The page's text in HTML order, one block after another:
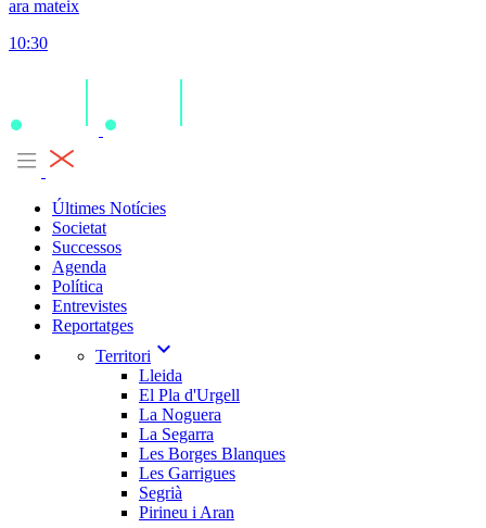
ara mateix
10:30
Últimes Notícies
Societat
Successos
Agenda
Política
Entrevistes
Reportatges
Territori expand_more
Lleida
El Pla d'Urgell
La Noguera
La Segarra
Les Borges Blanques
Les Garrigues
Segrià
Pirineu i Aran